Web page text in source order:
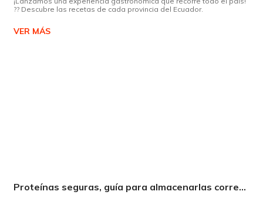
?? Descubre las recetas de cada provincia del Ecuador.
VER MÁS
Proteínas seguras, guía para almacenarlas correctamente Copiar